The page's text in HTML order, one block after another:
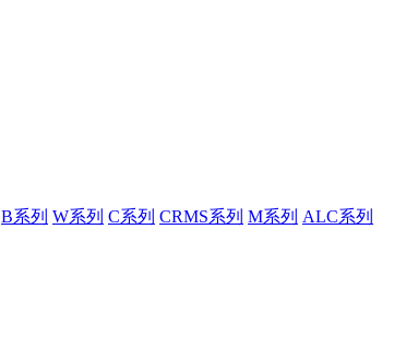
B系列 W系列 C系列 CRMS系列 M系列 ALC系列